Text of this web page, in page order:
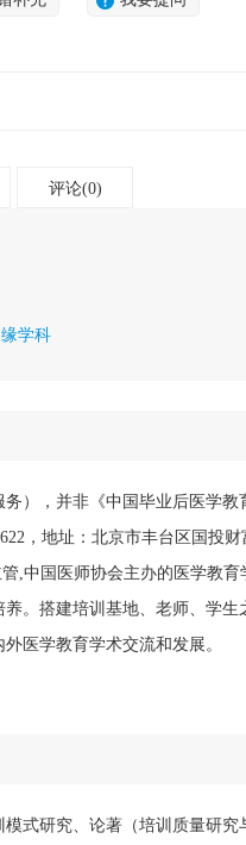
评论(0)
学科
），并非《中国毕业后医学教
，地址：北京市丰台区国投财
,中国医师协会主办的医学教育
。搭建培训基地、老师、学生
医学教育学术交流和发展。
式研究、论著（培训质量研究